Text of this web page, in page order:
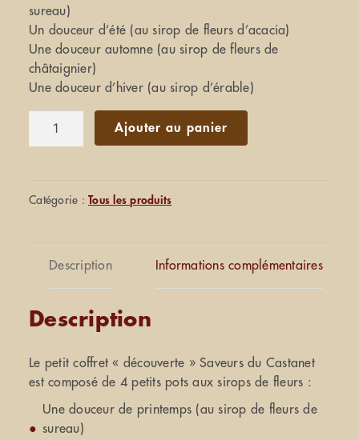
sureau)
Un douceur d’été (au sirop de fleurs d’acacia)
Une douceur automne (au sirop de fleurs de
châtaignier)
Une douceur d’hiver (au sirop d’érable)
!
Ajouter au panier
Catégorie : Tous les produits
Description Informations complémentaires
Description
Le petit coffret « découverte » Saveurs du Castanet
est composé de 4 petits pots aux sirops de fleurs :
Une douceur de printemps (au sirop de fleurs de
sureau)